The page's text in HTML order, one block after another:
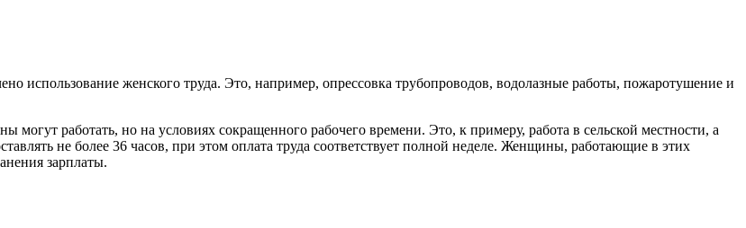
использование женского труда. Это, например, опрессовка трубопроводов, водолазные работы, пожаротушение и
могут работать, но на условиях сокращенного рабочего времени. Это, к примеру, работа в сельской местности, а
не более 36 часов, при этом оплата труда соответствует полной неделе. Женщины, работающие в этих
зарплаты.